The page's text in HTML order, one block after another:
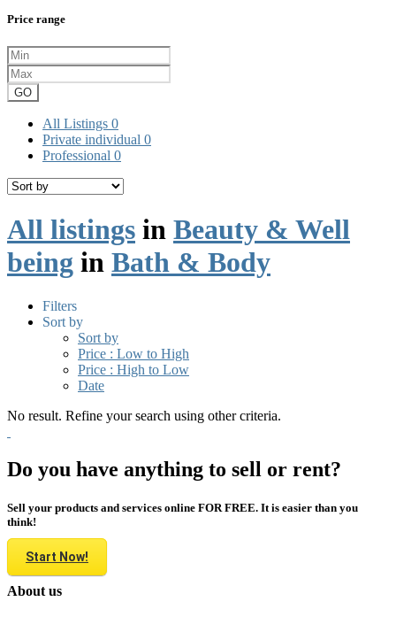
Price range
GO
All Listings 0
Private individual 0
Professional 0
All listings in Beauty & Well
being in Bath & Body
Filters
Sort by
Sort by
Price : Low to High
Price : High to Low
Date
No result. Refine your search using other criteria.
Do you have anything to sell or rent?
Sell your products and services online FOR FREE. It is easier than you
think!
Start Now!
About us